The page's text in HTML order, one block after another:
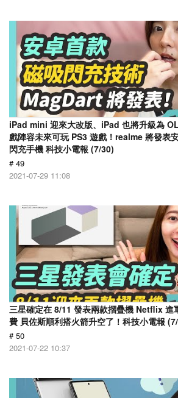
iPad mini 迎來大改版、iPad 也將升級為
戲陣容未來可玩 PS3 遊戲！realme 將發表
閃充手機 科技小電報 (7/30)
# 49
2021-07-29 11:08
三星確定在 8/11 發表兩款摺疊機 Netflix 進
費 貝佐斯順利搭火箭升空了！科技小電報
# 50
2021-07-22 10:37